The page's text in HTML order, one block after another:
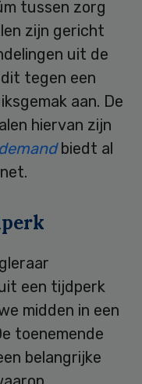
tussen zorg
zijn gericht
uit de
tegen een
aan. De
hiervan zijn
biedt al
een tijdperk
midden in een
toenemende
belangrijke